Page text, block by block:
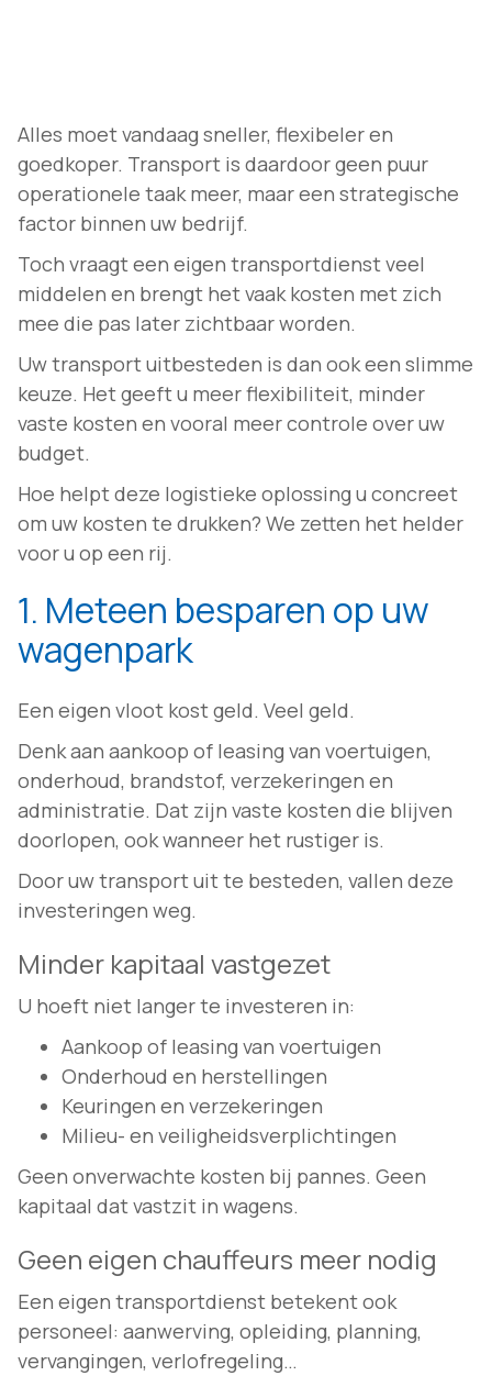
Alles moet vandaag sneller, flexibeler en
goedkoper. Transport is daardoor geen puur
operationele taak meer, maar een strategische
factor binnen uw bedrijf.
Toch vraagt een eigen transportdienst veel
middelen en brengt het vaak kosten met zich
mee die pas later zichtbaar worden.
Uw transport uitbesteden is dan ook een slimme
keuze. Het geeft u meer flexibiliteit, minder
vaste kosten en vooral meer controle over uw
budget.
Hoe helpt deze logistieke oplossing u concreet
om uw kosten te drukken? We zetten het helder
voor u op een rij.
1. Meteen besparen op uw
wagenpark
Een eigen vloot kost geld. Veel geld.
Denk aan aankoop of leasing van voertuigen,
onderhoud, brandstof, verzekeringen en
administratie. Dat zijn vaste kosten die blijven
doorlopen, ook wanneer het rustiger is.
Door uw transport uit te besteden, vallen deze
investeringen weg.
Minder kapitaal vastgezet
U hoeft niet langer te investeren in:
Aankoop of leasing van voertuigen
Onderhoud en herstellingen
Keuringen en verzekeringen
Milieu- en veiligheidsverplichtingen
Geen onverwachte kosten bij pannes. Geen
kapitaal dat vastzit in wagens.
Geen eigen chauffeurs meer nodig
Een eigen transportdienst betekent ook
personeel: aanwerving, opleiding, planning,
vervangingen, verlofregeling…